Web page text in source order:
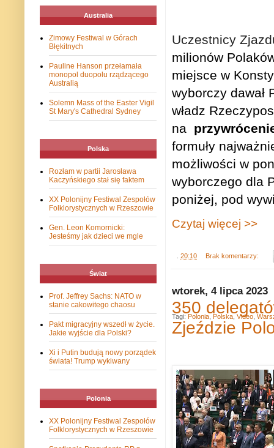
Uczestnicy
milionów
miejsce w
wyborczy dawał
władz
na p
formuły
możliwości w
wyborczego dla
poniżej, pod
Czytaj więcej >>
20:10 Brak komentarzy:
wtorek, 4 lipca 2023
350
Zjeździe
Tagi: Polonia, Polska, Video,
Australia
Zimowy Festiwal w Górach
Błękitnych
Pauline Hanson przełamała
monopol duopolu rządzącego
Australią
Solemn Mass of the Easter Vigil
St Mary's Cathedral Sydney
Polska
Rozłam w partii Jarosława
Kaczyńskiego stał się faktem
XX Polonijny Festiwal Zespołów
Folklorystycznych w Rzeszowie
Gen. Leon Komornicki:
Jesteśmy jak dzieci we mgle
Świat
Prof. Jeffrey Sachs: NATO w
stanie cakowitego chaosu
Pakt migracyjny wszedł w życie.
Jakie wyjście dla Polski?
Xi i Putin budują nowy porządek
świata! Trump wykiwany
Polonia
XX Polonijny Festiwal Zespołów
Folklorystycznych w Rzeszowie